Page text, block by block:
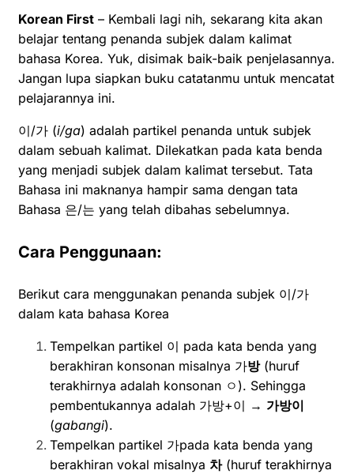
Korean First – Kembali lagi nih, sekarang kita akan
belajar tentang penanda subjek dalam kalimat
bahasa Korea. Yuk, disimak baik-baik penjelasannya.
Jangan lupa siapkan buku catatanmu untuk mencatat
pelajarannya ini.
이/가 (i/ga) adalah partikel penanda untuk subjek
dalam sebuah kalimat. Dilekatkan pada kata benda
yang menjadi subjek dalam kalimat tersebut. Tata
Bahasa ini maknanya hampir sama dengan tata
Bahasa 은/는 yang telah dibahas sebelumnya.
Cara Penggunaan:
Berikut cara menggunakan penanda subjek 이/가
dalam kata bahasa Korea
Tempelkan partikel 이 pada kata benda yang
berakhiran konsonan misalnya 가방(huruf
terakhirnya adalah konsonan ㅇ). Sehingga
pembentukannya adalah 가방+이 → 가방이
(gabangi).
Tempelkan partikel 가pada kata benda yang
berakhiran vokal misalnya 차(huruf terakhirnya